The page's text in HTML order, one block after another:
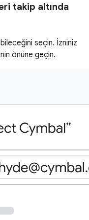
takip altında
seçin. İzniniz
önüne geçin.